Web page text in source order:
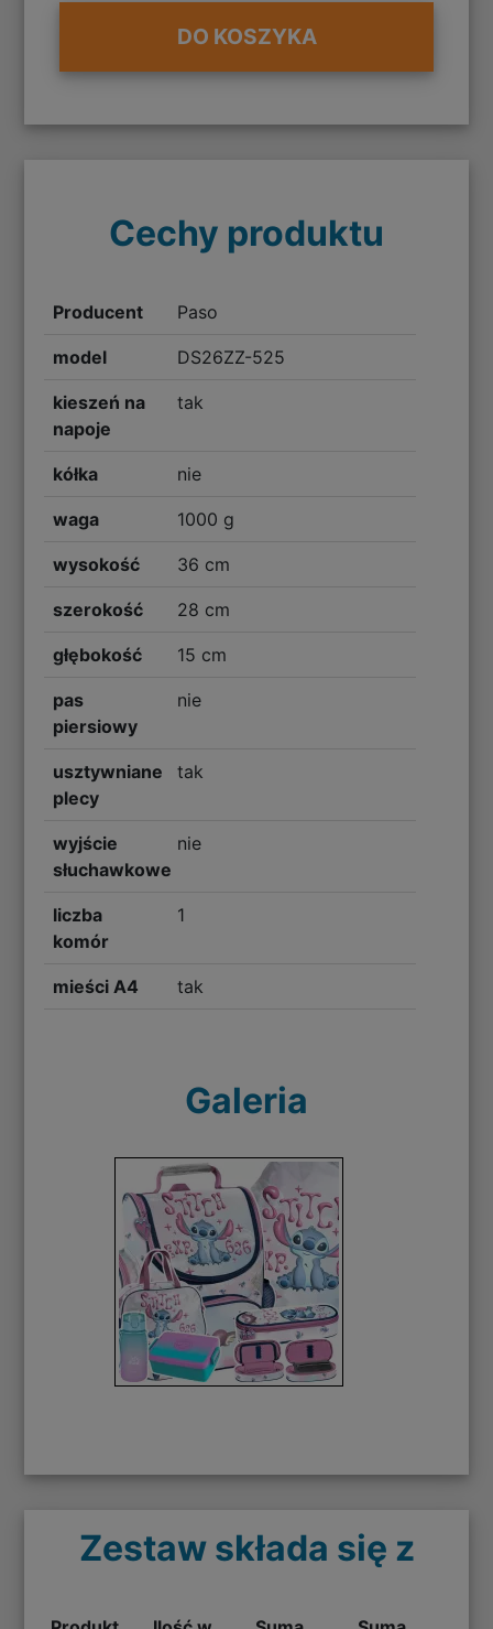
DO KOSZYKA
Cechy produktu
Producent Paso
model DS26ZZ-525
kieszeń na
napoje
tak
kółka nie
waga 1000 g
wysokość 36 cm
szerokość 28 cm
głębokość 15 cm
pas
piersiowy
nie
usztywniane
plecy
tak
wyjście
słuchawkowe
nie
liczba
komór
1
mieści A4 tak
Galeria
Zestaw składa się z